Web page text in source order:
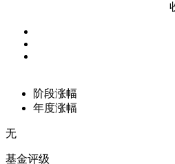
阶段涨幅
年度涨幅
无
基金评级